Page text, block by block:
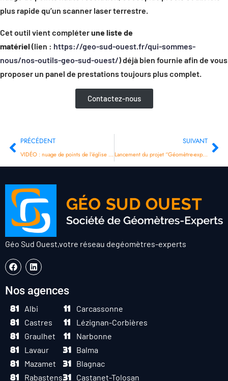
plus rapide qu’un scanner laser terrestre.
Cet outil vient compléterune liste de
matériel (lien : https://geo-sud-ouest.fr/qui-sommes-
nous/nos-outils-geo-sud-ouest/) déjà bien fournie afin de vous
proposer un panel de prestations toujours plus complet.
Contactez-nous
PRÉCÉDENT
VIDÉO : nuage de points de l’église Notre-Dame d’Alban
SUIVANT
Lancement du projet “Géomètre-expert 2030” !
Géo Sud Ouest,votre réseau degéomètres-experts
Nos agences
Albi
Castres
Graulhet
Lavaur
Mazamet
Rabastens
Carcassonne
Lézignan-Corbières
Narbonne
Balma
Blagnac
Castanet-Tolosan